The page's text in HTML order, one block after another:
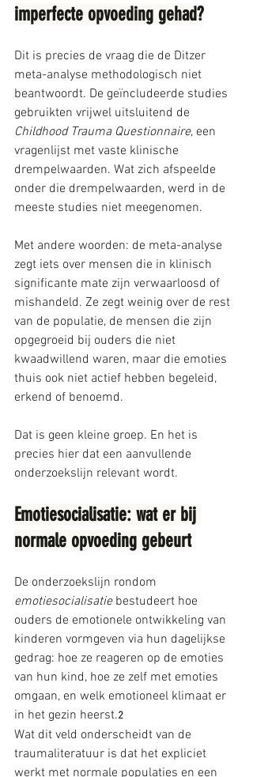
imperfecte opvoeding gehad?
Dit is precies de vraag die de Ditzer
meta-analyse methodologisch niet
beantwoordt. De geïncludeerde studies
gebruikten vrijwel uitsluitend de
Childhood Trauma Questionnaire, een
vragenlijst met vaste klinische
drempelwaarden. Wat zich afspeelde
onder die drempelwaarden, werd in de
meeste studies niet meegenomen.
Met andere woorden: de meta-analyse
zegt iets over mensen die in klinisch
significante mate zijn verwaarloosd of
mishandeld. Ze zegt weinig over de rest
van de populatie, de mensen die zijn
opgegroeid bij ouders die niet
kwaadwillend waren, maar die emoties
thuis ook niet actief hebben begeleid,
erkend of benoemd.
Dat is geen kleine groep. En het is
precies hier dat een aanvullende
onderzoekslijn relevant wordt.
Emotiesocialisatie: wat er bij
normale opvoeding gebeurt
De onderzoekslijn rondom
emotiesocialisatie bestudeert hoe
ouders de emotionele ontwikkeling van
kinderen vormgeven via hun dagelijkse
gedrag: hoe ze reageren op de emoties
van hun kind, hoe ze zelf met emoties
omgaan, en welk emotioneel klimaat er
in het gezin heerst.2
Wat dit veld onderscheidt van de
traumaliteratuur is dat het expliciet
werkt met normale populaties en een